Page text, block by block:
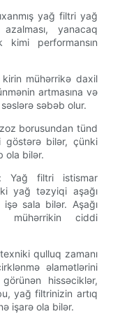
yağ filtri yağ
azalması, yanacaq
kimi performansın
mühərrikə daxil
artmasına və
səslərə səbəb olur.
borusundan tünd
göstərə bilər, çünki
ola bilər.
Yağ filtri istismar
yağ təzyiqi aşağı
işə sala bilər. Aşağı
mühərrikin ciddi
qulluq zamanı
əlamətlərini
hissəciklər,
yağ filtrinizin artıq
işarə ola bilər.